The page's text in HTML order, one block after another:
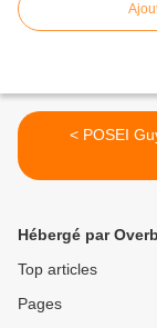
< POSEI
Hébergé par
Top articles
Pages